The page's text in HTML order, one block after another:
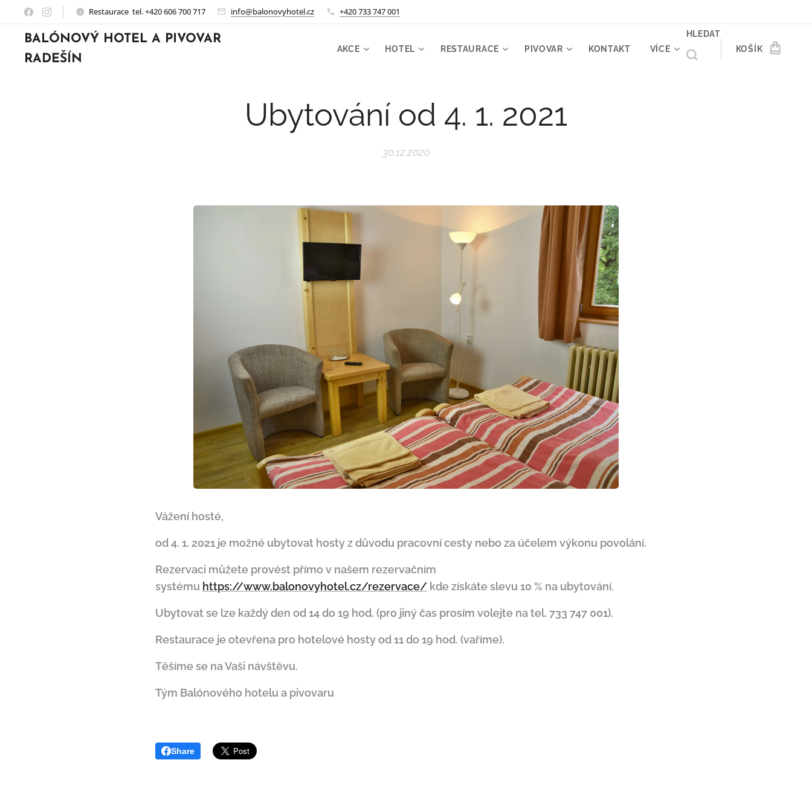
Restaurace tel. +420 606 700 717 info@balonovyhotel.cz +420 733 747 001
BALÓNOVÝ HOTEL A PIVOVAR
RADEŠÍN
AKCE HOTEL RESTAURACE PIVOVAR KONTAKT VÍCE
HLEDAT
KOŠÍK
Ubytování od 4. 1. 2021
30.12.2020
Vážení hosté,
od 4. 1. 2021 je možné ubytovat hosty z důvodu pracovní cesty nebo za účelem výkonu povolání.
Rezervaci můžete provést přímo v našem rezervačním
systému https://www.balonovyhotel.cz/rezervace/ kde získáte slevu 10 % na ubytování.
Ubytovat se lze každý den od 14 do 19 hod. (pro jiný čas prosím volejte na tel. 733 747 001).
Restaurace je otevřena pro hotelové hosty od 11 do 19 hod. (vaříme).
Těšíme se na Vaši návštěvu.
Tým Balónového hotelu a pivovaru
Share